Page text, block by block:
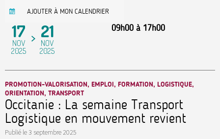
AJOUTER À MON CALENDRIER
17
NOV
2025
21
NOV
2025
09h00 à 17h00
PROMOTION-VALORISATION, EMPLOI, FORMATION, LOGISTIQUE,
ORIENTATION, TRANSPORT
Occitanie : La semaine Transport
Logistique en mouvement revient
Publié le3 septembre 2025